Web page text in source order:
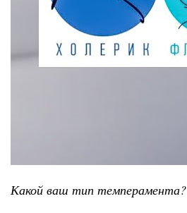
Какой ваш тип темперамента?